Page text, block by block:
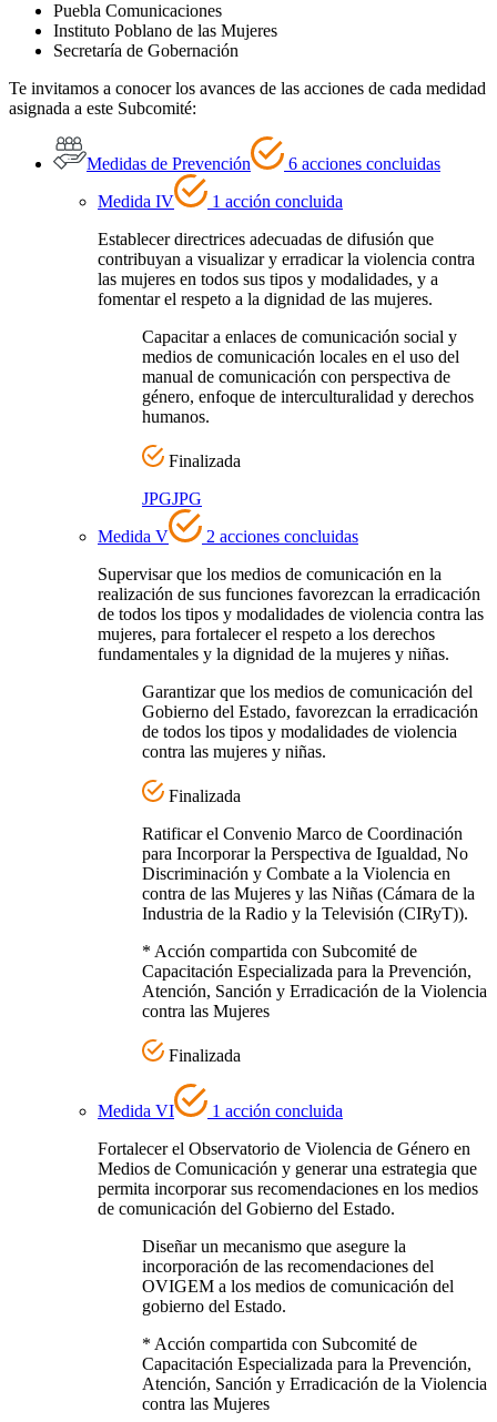
Puebla Comunicaciones
Instituto Poblano de las Mujeres
Secretaría de Gobernación
Te invitamos a conocer los avances de las acciones de cada medidad
asignada a este Subcomité:
Medidas de Prevención
6 acciones concluidas
Medida IV
1 acción concluida
Establecer directrices adecuadas de difusión que
contribuyan a visualizar y erradicar la violencia contra
las mujeres en todos sus tipos y modalidades, y a
fomentar el respeto a la dignidad de las mujeres.
Capacitar a enlaces de comunicación social y
medios de comunicación locales en el uso del
manual de comunicación con perspectiva de
género, enfoque de interculturalidad y derechos
humanos.
Finalizada
JPGJPG
Medida V
2 acciones concluidas
Supervisar que los medios de comunicación en la
realización de sus funciones favorezcan la erradicación
de todos los tipos y modalidades de violencia contra las
mujeres, para fortalecer el respeto a los derechos
fundamentales y la dignidad de la mujeres y niñas.
Garantizar que los medios de comunicación del
Gobierno del Estado, favorezcan la erradicación
de todos los tipos y modalidades de violencia
contra las mujeres y niñas.
Finalizada
Ratificar el Convenio Marco de Coordinación
para Incorporar la Perspectiva de Igualdad, No
Discriminación y Combate a la Violencia en
contra de las Mujeres y las Niñas (Cámara de la
Industria de la Radio y la Televisión (CIRyT)).
* Acción compartida con Subcomité de
Capacitación Especializada para la Prevención,
Atención, Sanción y Erradicación de la Violencia
contra las Mujeres
Finalizada
Medida VI
1 acción concluida
Fortalecer el Observatorio de Violencia de Género en
Medios de Comunicación y generar una estrategia que
permita incorporar sus recomendaciones en los medios
de comunicación del Gobierno del Estado.
Diseñar un mecanismo que asegure la
incorporación de las recomendaciones del
OVIGEM a los medios de comunicación del
gobierno del Estado.
* Acción compartida con Subcomité de
Capacitación Especializada para la Prevención,
Atención, Sanción y Erradicación de la Violencia
contra las Mujeres